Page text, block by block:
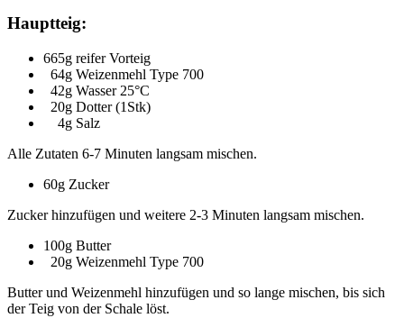
Hauptteig:
665g reifer Vorteig
64g Weizenmehl Type 700
42g Wasser 25°C
20g Dotter (1Stk)
4g Salz
Alle Zutaten 6-7 Minuten langsam mischen.
60g Zucker
Zucker hinzufügen und weitere 2-3 Minuten langsam mischen.
100g Butter
20g Weizenmehl Type 700
Butter und Weizenmehl hinzufügen und so lange mischen, bis sich
der Teig von der Schale löst.